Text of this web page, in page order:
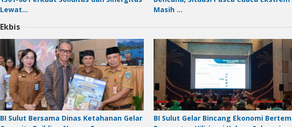
Lewat…
Masih …
Ekbis
BI Sulut Bersama Dinas Ketahanan Gelar
BI Sulut Gelar Bincang Ekonomi